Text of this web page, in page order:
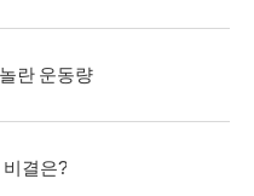
란 운동량
결은?